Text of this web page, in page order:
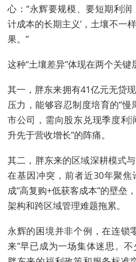
心：“永辉要规模、要短期利润
计成本的长期主义’，土壤不一
果。”
这种“土壤差异”体现在两个关键
其一，胖东来拥有41亿元无贷
压力，能够容忍制度培育的“慢
市公司，需向股东兑现季度利
升先于营收增长”的阵痛。
其二，胖东来的区域深耕模式
在基因冲突，前者近30年聚
成“高复购+低获客成本”的壁垒
架构和跨区域管理难题拖累。
永辉的困境并非个例，在连锁
来”早已成为一场集体迷思。